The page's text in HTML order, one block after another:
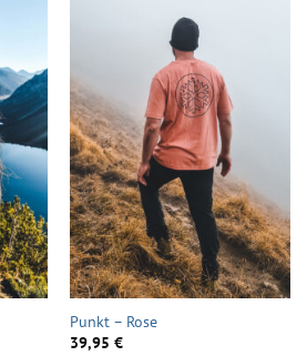
Punkt – Rose
39,95 €